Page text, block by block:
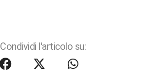
Condividi l'articolo su: